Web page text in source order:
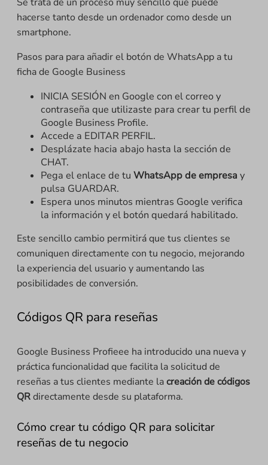
hacerse tanto desde un ordenador como desde un
smartphone.
Pasos para para añadir el botón de WhatsApp a tu
ficha de Google Business
INICIA SESIÓN en Google con el correo y
contraseña que utilizaste para crear tu perfil de
Google Business Profile.
Accede a EDITAR PERFIL.
Desplázate hacia abajo hasta la sección de
CHAT.
Pega el enlace de tu WhatsApp de empresa y
pulsa GUARDAR.
Espera unos minutos mientras Google verifica
la información y el botón quedará habilitado.
Este sencillo cambio permitirá que tus clientes se
comuniquen directamente con tu negocio, mejorando
la experiencia del usuario y aumentando las
posibilidades de conversión.
Códigos QR para reseñas
Google Business Profieee ha introducido una nueva y
práctica funcionalidad que facilita la solicitud de
reseñas a tus clientes mediante lacreación de códigos
QRdirectamente desde su plataforma.
Cómo crear tu código QR para solicitar
reseñas de tu negocio